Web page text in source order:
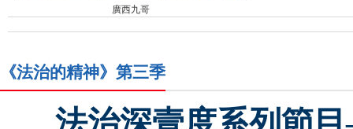
廣西九哥
《法治的精神》第三季